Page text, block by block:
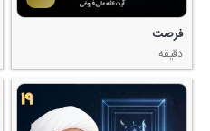
فرصت
دقیقه